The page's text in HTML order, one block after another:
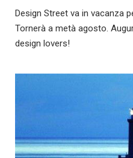
Design Street va in vacanza
Tornerà a metà agosto.
design lovers!